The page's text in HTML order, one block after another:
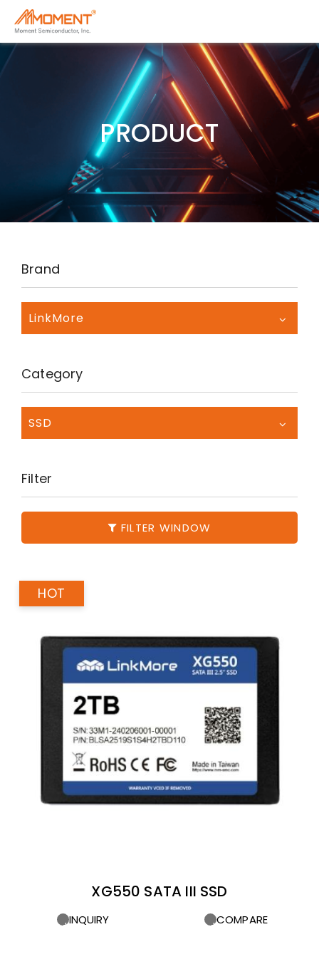
PRODUCT
Brand
LinkMore
Category
SSD
Filter
FILTER WINDOW
XG550 SATA III SSD
INQUIRY COMPARE